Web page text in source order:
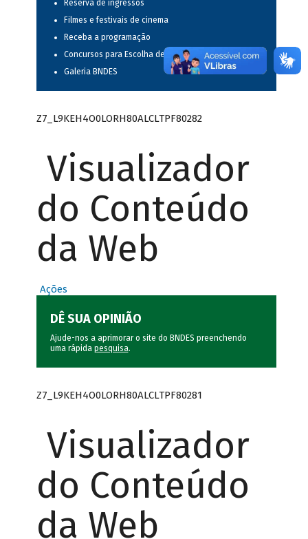
Reserva de ingressos
Filmes e festivais de cinema
Receba a programação
Concursos para Escolha de Espetáculos Musicais
Galeria BNDES
Z7_L9KEH4O0LORH80ALCLTPF80282
Visualizador
do Conteúdo
da Web
Ações
DÊ SUA OPINIÃO
Ajude-nos a aprimorar o site do BNDES preenchendo
uma rápida pesquisa.
Z7_L9KEH4O0LORH80ALCLTPF80281
Visualizador
do Conteúdo
da Web